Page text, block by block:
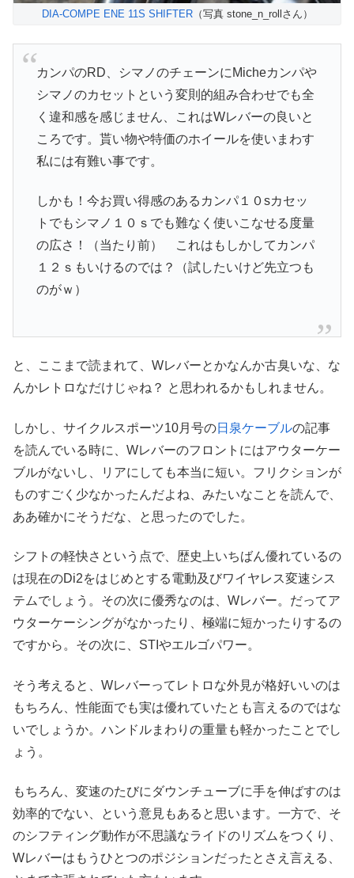
DIA-COMPE ENE 11S SHIFTER（写真 stone_n_rollさん）
カンパのRD、シマノのチェーンにMicheカンパや
シマノのカセットという変則的組み合わせでも全
く違和感を感じません、これはWレバーの良いと
ころです。貰い物や特価のホイールを使いまわす
私には有難い事です。
しかも！今お買い得感のあるカンパ１０sカセッ
トでもシマノ１０ｓでも難なく使いこなせる度量
の広さ！（当たり前） これはもしかしてカンパ
１２ｓもいけるのでは？（試したいけど先立つも
のがｗ）
と、ここまで読まれて、Wレバーとかなんか古臭いな、な
んかレトロなだけじゃね？ と思われるかもしれません。
しかし、サイクルスポーツ10月号の日泉ケーブルの記事
を読んでいる時に、Wレバーのフロントにはアウターケー
ブルがないし、リアにしても本当に短い。フリクションが
ものすごく少なかったんだよね、みたいなことを読んで、
ああ確かにそうだな、と思ったのでした。
シフトの軽快さという点で、歴史上いちばん優れているの
は現在のDi2をはじめとする電動及びワイヤレス変速シス
テムでしょう。その次に優秀なのは、Wレバー。だってア
ウターケーシングがなかったり、極端に短かったりするの
ですから。その次に、STIやエルゴパワー。
そう考えると、Wレバーってレトロな外見が格好いいのは
もちろん、性能面でも実は優れていたとも言えるのではな
いでしょうか。ハンドルまわりの重量も軽かったことでし
ょう。
もちろん、変速のたびにダウンチューブに手を伸ばすのは
効率的でない、という意見もあると思います。一方で、そ
のシフティング動作が不思議なライドのリズムをつくり、
Wレバーはもうひとつのポジションだったとさえ言える、